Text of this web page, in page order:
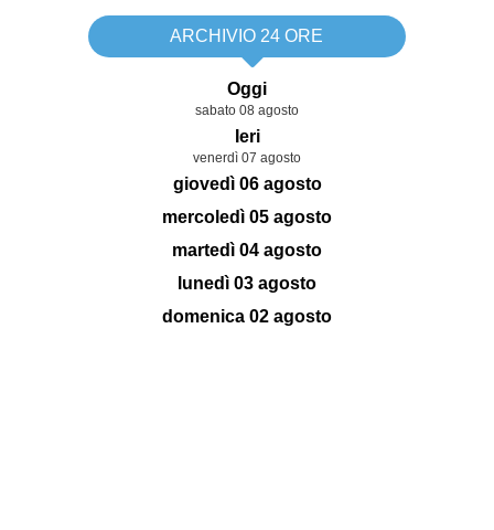
ARCHIVIO 24 ORE
Oggi
sabato 08 agosto
Ieri
venerdì 07 agosto
giovedì 06 agosto
mercoledì 05 agosto
martedì 04 agosto
lunedì 03 agosto
domenica 02 agosto